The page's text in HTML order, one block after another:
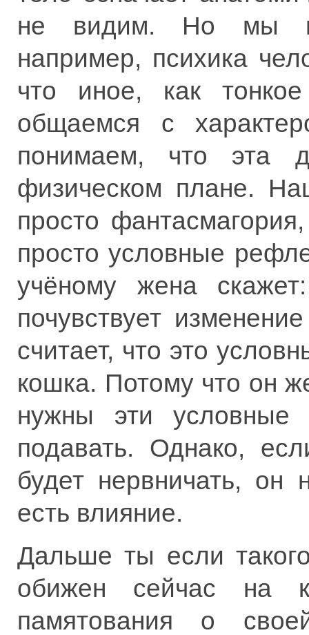
не видим. Но мы
например, психика
что иное, как
общаемся с
понимаем, что эта
физическом плане.
просто
просто условные
учёному жена
почувствует
считает, что это
кошка. Потому что он
нужны эти
подавать. Однако,
будет нервничать, он
есть влияние.
Дальше ты если
обижен сейчас на
памятования о